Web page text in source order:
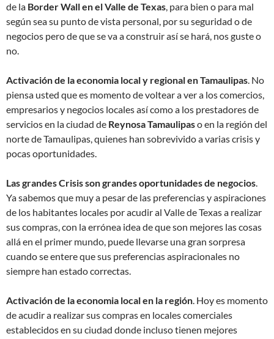
de la Border Wall en el Valle de Texas, para bien o para mal
según sea su punto de vista personal, por su seguridad o de
negocios pero de que se va a construir así se hará, nos guste o
no.
Activación de la economia local y regional en Tamaulipas. No
piensa usted que es momento de voltear a ver a los comercios,
empresarios y negocios locales así como a los prestadores de
servicios en la ciudad de Reynosa Tamaulipaso en la región del
norte de Tamaulipas, quienes han sobrevivido a varias crisis y
pocas oportunidades.
Las grandes Crisis son grandes oportunidades de negocios.
Ya sabemos que muy a pesar de las preferencias y aspiraciones
de los habitantes locales por acudir al Valle de Texas a realizar
sus compras, con la errónea idea de que son mejores las cosas
allá en el primer mundo, puede llevarse una gran sorpresa
cuando se entere que sus preferencias aspiracionales no
siempre han estado correctas.
Activación de la economia local en la región. Hoy es momento
de acudir a realizar sus compras en locales comerciales
establecidos en su ciudad donde incluso tienen mejores